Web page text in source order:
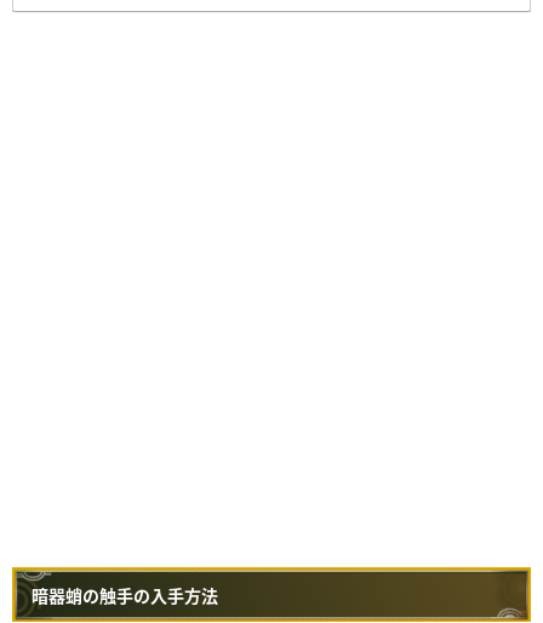
暗器蛸の触手の入手方法